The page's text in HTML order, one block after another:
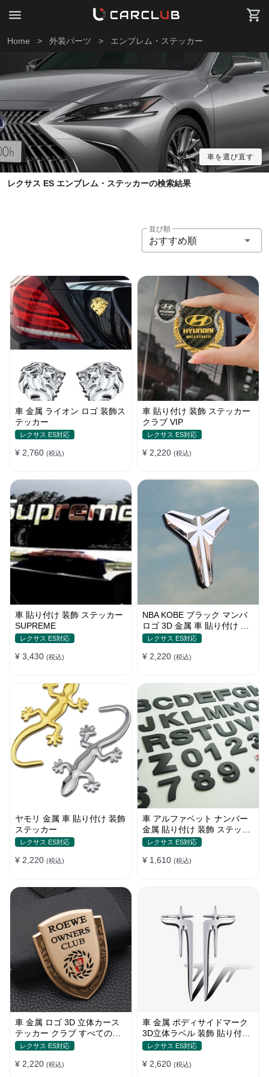
Home > 外装パーツ > エンブレム・ステッカー
車を選び直す
レクサス ES エンブレム・ステッカーの検索結果
並び順
おすすめ順
車 金属 ライオン ロゴ 装飾ス
テッカー
レクサス ES対応
¥ 2,760 (税込)
車 貼り付け 装飾 ステッカー
クラブ VIP
レクサス ES対応
¥ 2,220 (税込)
車 貼り付け 装飾 ステッカー
SUPREME
レクサス ES対応
¥ 3,430 (税込)
NBA KOBE ブラック マンバ
ロゴ 3D 金属 車 貼り付け 装
飾 ステッカー
レクサス ES対応
¥ 2,220 (税込)
ヤモリ 金属 車 貼り付け 装飾
ステッカー
レクサス ES対応
¥ 2,220 (税込)
車 アルファベット ナンバー
金属 貼り付け 装飾 ステッカ
ーレクサス ES対応
¥ 1,610 (税込)
車 金属 ロゴ 3D 立体カース
テッカー クラブ すべての車
種対応 カスタム サイドポス
レクサス ES対応
¥ 2,220 (税込)
車 金属 ボディサイドマーク
3D立体ラベル 装飾 貼り付け
ステッカー
レクサス ES対応
¥ 2,620 (税込)